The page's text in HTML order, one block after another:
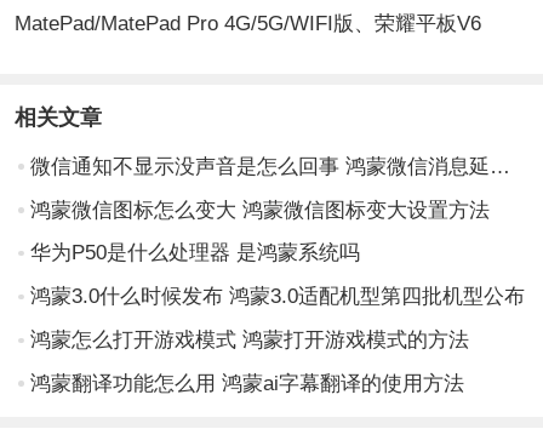
MatePad/MatePad Pro 4G/5G/WIFI版、荣耀平板V6
相关文章
微信通知不显示没声音是怎么回事 鸿蒙微信消息延迟解决方法
鸿蒙微信图标怎么变大 鸿蒙微信图标变大设置方法
华为P50是什么处理器 是鸿蒙系统吗
鸿蒙3.0什么时候发布 鸿蒙3.0适配机型第四批机型公布
鸿蒙怎么打开游戏模式 鸿蒙打开游戏模式的方法
鸿蒙翻译功能怎么用 鸿蒙ai字幕翻译的使用方法